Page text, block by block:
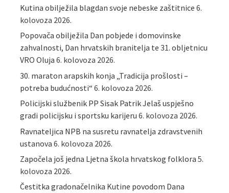
Kutina obilježila blagdan svoje nebeske zaštitnice 6.
kolovoza 2026.
Popovača obilježila Dan pobjede i domovinske
zahvalnosti, Dan hrvatskih branitelja te 31. obljetnicu
VRO Oluja 6. kolovoza 2026.
30. maraton arapskih konja „Tradicija prošlosti –
potreba budućnosti“ 6. kolovoza 2026.
Policijski službenik PP Sisak Patrik Jelaš uspješno
gradi policijsku i sportsku karijeru 6. kolovoza 2026.
Ravnateljica NPB na susretu ravnatelja zdravstvenih
ustanova 6. kolovoza 2026.
Započela još jedna Ljetna škola hrvatskog folklora 5.
kolovoza 2026.
Čestitka gradonačelnika Kutine povodom Dana